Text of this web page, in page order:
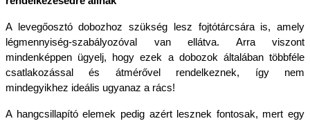
A levegőosztó dobozhoz szükség lesz fojtótárcsára is, amely
légmennyiség-szabályozóval van ellátva. Arra viszont
mindenképpen ügyelj, hogy ezek a dobozok általában többféle
csatlakozással és átmérővel rendelkeznek, így nem
mindegyikhez ideális ugyanaz a rács!
A hangcsillapító elemek pedig azért lesznek fontosak, mert egy